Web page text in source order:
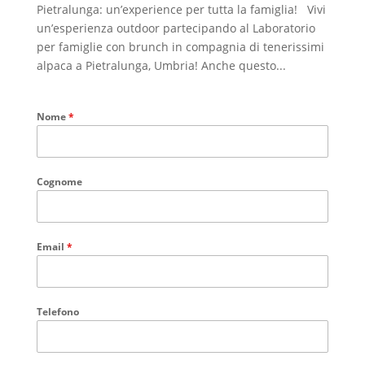
Pietralunga: un’experience per tutta la famiglia! Vivi
un’esperienza outdoor partecipando al Laboratorio
per famiglie con brunch in compagnia di tenerissimi
alpaca a Pietralunga, Umbria! Anche questo...
Nome*
Cognome
Email *
Telefono